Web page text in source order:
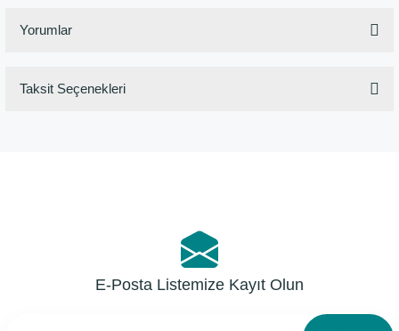
Yorumlar
Taksit Seçenekleri
E-Posta Listemize Kayıt Olun